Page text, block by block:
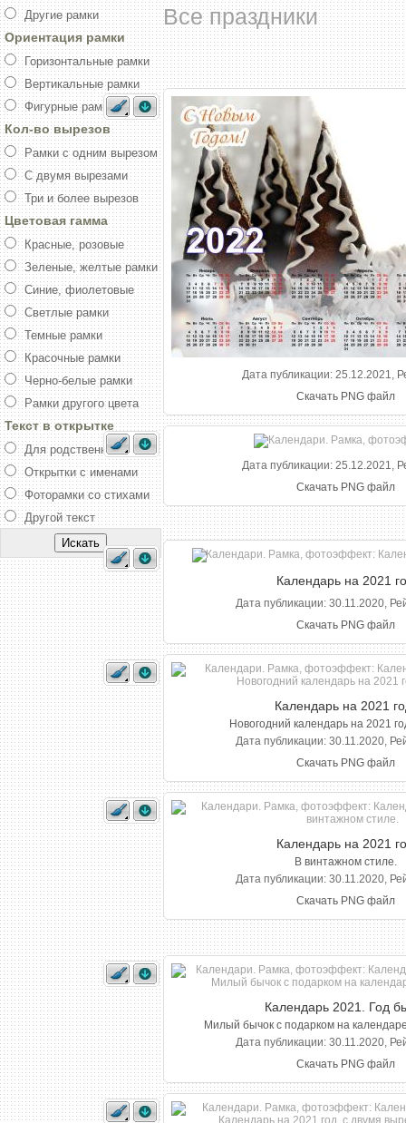
Другие рамки
Ориентация рамки
Горизонтальные рамки
Вертикальные рамки
Фигурные рамки
Кол-во вырезов
Рамки с одним вырезом
С двумя вырезами
Три и более вырезов
Цветовая гамма
Красные, розовые
Зеленые, желтые рамки
Синие, фиолетовые
Светлые рамки
Темные рамки
Красочные рамки
Черно-белые рамки
Рамки другого цвета
Текст в открытке
Для родственника
Открытки с именами
Фоторамки со стихами
Другой текст
Все праздники
Дата публикации: 25.12.2021,
Скачать PNG файл
Дата публикации: 25.12.2021,
Скачать PNG файл
Календарь на 2021
Дата публикации: 30.11.2020,
Скачать PNG файл
Календарь на 2021
Новогодний календарь на 2021
Дата публикации: 30.11.2020,
Скачать PNG файл
Календарь на 2021
В винтажном стиле.
Дата публикации: 30.11.2020,
Скачать PNG файл
Календарь 2021. Год
Милый бычок с подарком на
Дата публикации: 30.11.2020,
Скачать PNG файл